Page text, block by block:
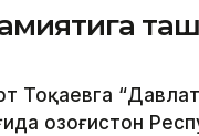
Тоқаевга
Қозоғистон